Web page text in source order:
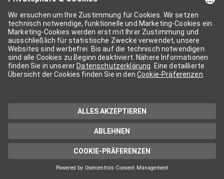
APA-User
Services der APA-Gruppe. Für die Nutzung der einzelnen Anwendungen
kann eine weitere Freischaltung nötig sein. Kosten fallen nur nach einer
Bestellung und genauer Kosteninformation an.
Wenn nicht anders erwähnt, gelten dieAllgemeinen
Geschäftsbedingungender APA - Austria Presse Agentur.
Die von Ihnen angegebenen Daten werden ausschließlich für die
Zwecke der Demo-Nutzung bzw. des Vertragsverhältnisses genutzt.
Eine darüber hinaus gehende oder andersartige Verwendung ist nur mit
technischen Support stehen wir Ihnen jederzeit gerne zur Verfügung.
Datenschutzerklärung
Cookie-Präferenzen